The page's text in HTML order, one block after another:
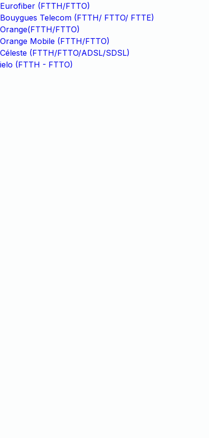
Eurofiber (FTTH/FTTO)
Bouygues Telecom (FTTH/ FTTO/ FTTE)
Orange(FTTH/FTTO)
Orange Mobile (FTTH/FTTO)
Céleste (FTTH/FTTO/ADSL/SDSL)
ielo (FTTH - FTTO)